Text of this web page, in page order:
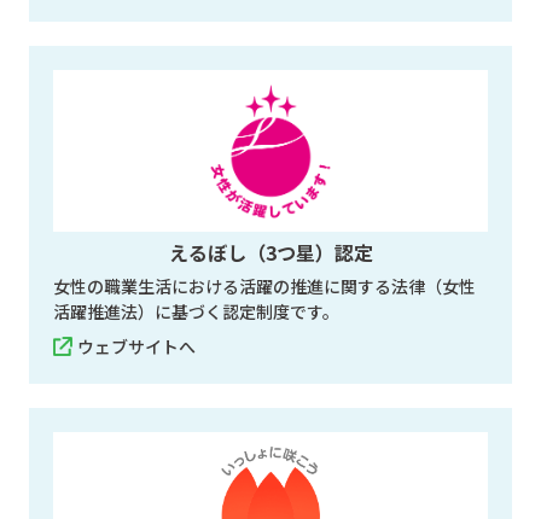
えるぼし（3つ星）認定
女性の職業生活における活躍の推進に関する法律（女性
活躍推進法）に基づく認定制度です。
ウェブサイトへ